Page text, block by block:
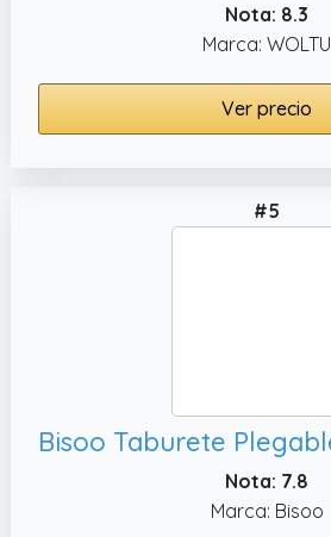
Nota: 8.3
Marca: WOLTU
Ver precio
#5
Nota: 7.8
Marca: Bisoo